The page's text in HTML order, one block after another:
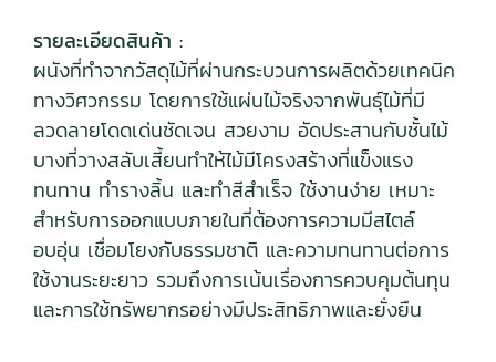
รายละเอียดสินค้า :
ผนังที่ทำจากวัสดุไม้ที่ผ่านกระบวนการผลิตด้วยเทคนิค
ทางวิศวกรรม โดยการใช้แผ่นไม้จริงจากพันธ์ุไม้ที่มี
ลวดลายโดดเด่นชัดเจน สวยงาม อัดประสานกับชั้นไม้
บางที่วางสลับเสี้ยนทำให้ไม้มีโครงสร้างที่แข็งแรง
ทนทาน ทำรางลิ้น และทำสีสำเร็จ ใช้งานง่าย เหมาะ
สำหรับการออกแบบภายในที่ต้องการความมีสไตล์
อบอุ่น เชื่อมโยงกับธรรมชาติ และความทนทานต่อการ
ใช้งานระยะยาว รวมถึงการเน้นเรื่องการควบคุมต้นทุน
และการใช้ทรัพยากรอย่างมีประสิทธิภาพและยั่งยืน